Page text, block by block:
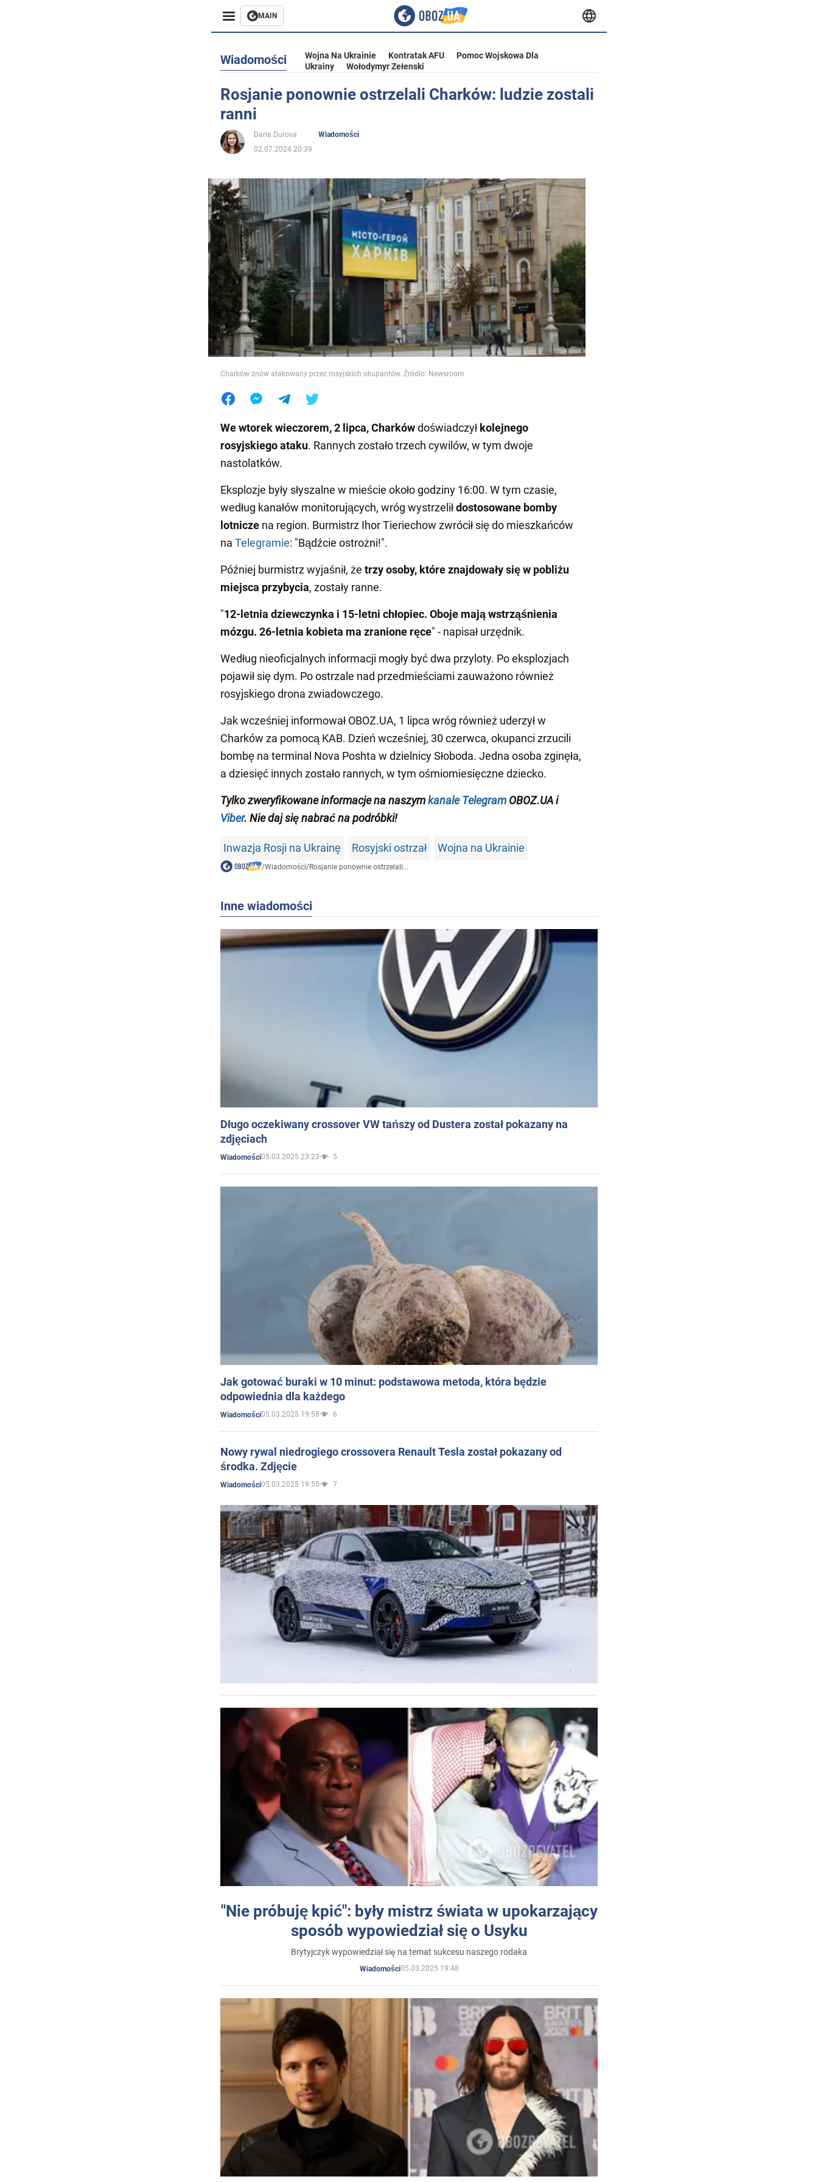
MAIN
Rozrywka
Życie
Społeczeństwo
Wojna na Ukrainie
Świat
Jedzenie
Wiadomości Wojna Na Ukrainie Kontratak AFU
Pomoc Wojskowa Dla
Ukrainy
Wołodymyr Zełenski
Rosjanie ponownie ostrzelali Charków: ludzie zostali
ranni
Daria Durova
Wiadomości
02.07.2024 20:39
Charków znów atakowany przez rosyjskich okupantów. Źródło: Newsroom.
Wewtorek wieczorem, 2 lipca, Charkówdoświadczył kolejnego
rosyjskiego ataku. Rannych zostało trzech cywilów, w tym dwoje
nastolatków.
Eksplozje były słyszalne w mieście około godziny 16:00. W tym czasie,
według kanałów monitorujących, wróg wystrzeliłdostosowane bomby
lotnicze na region. Burmistrz Ihor Tieriechow zwrócił się do mieszkańców
na Telegramie: "Bądźcie ostrożni!".
Później burmistrz wyjaśnił, że trzy osoby, które znajdowały się w pobliżu
miejsca przybycia, zostały ranne.
"12-letnia dziewczynka i 15-letni chłopiec. Oboje mają wstrząśnienia
mózgu. 26-letnia kobieta ma zranione ręce" - napisał urzędnik.
Według nieoficjalnych informacji mogły być dwa przyloty. Po eksplozjach
pojawił się dym. Po ostrzale nad przedmieściami zauważono również
rosyjskiego drona zwiadowczego.
Jak wcześniej informował OBOZ.UA, 1 lipca wróg również uderzył w
Charków za pomocą KAB. Dzień wcześniej, 30 czerwca, okupanci zrzucili
bombę na terminal Nova Poshta w dzielnicy Słoboda. Jedna osoba zginęła,
a dziesięć innych zostało rannych, w tym ośmiomiesięczne dziecko.
Tylko zweryfikowane informacje na naszymkanale Telegram OBOZ.UA i
Viber. Nie daj się nabrać na podróbki!
Inwazja Rosji na Ukrainę Rosyjski ostrzał Wojna na Ukrainie
/Wiadomości/Rosjanie ponownie ostrzelali...
Inne wiadomości
Długo oczekiwany crossover VW tańszy od Dustera został pokazany na
zdjęciach
Wiadomości05.03.2025 23:23 5
Jak gotować buraki w 10 minut: podstawowa metoda, która będzie
odpowiednia dla każdego
Wiadomości05.03.2025 19:58 6
Nowy rywal niedrogiego crossovera Renault Tesla został pokazany od
środka. Zdjęcie
Wiadomości05.03.2025 19:55 7
"Nie próbuję kpić": były mistrz świata w upokarzający
sposób wypowiedział się o Usyku
Brytyjczyk wypowiedział się na temat sukcesu naszego rodaka
Wiadomości05.03.2025 19:48